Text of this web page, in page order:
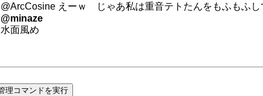
@ArcCosine えーｗ じゃあ私は重音テトたんをもふもふし
@minaze
水面風め